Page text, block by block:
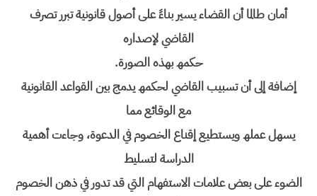
أمان طالما أن القضاء یسیر بناءً على أصول قانونیة تبرر تصرف
القاضي لإصداره
حكمھ بھذه الصورة.
إضافة إلى أن تسبیب القاضي لحكمھ یدمج بین القواعد القانونیة
مع الوقائع مما
یسھل عملھ ویستطیع إقناع الخصوم في الدعوة، وجاءت أھمیة
الدراسة لتسلیط
الضوء على بعض علامات الاستفھام التي قد تدور في ذھن الخصوم